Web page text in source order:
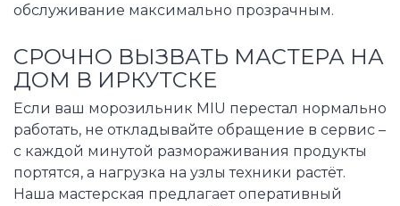
обслуживание максимально прозрачным.
СРОЧНО ВЫЗВАТЬ МАСТЕРА НА
ДОМ В ИРКУТСКЕ
Если ваш морозильник MIU перестал нормально
работать, не откладывайте обращение в сервис –
с каждой минутой размораживания продукты
портятся, а нагрузка на узлы техники растёт.
Наша мастерская предлагает оперативный